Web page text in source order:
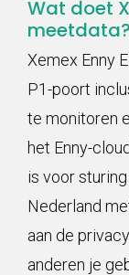
Wat doet
meetdata?
Xemex Enny
P1-poort
te monitoren
het Enny-
is voor
Nederland
aan de
anderen je